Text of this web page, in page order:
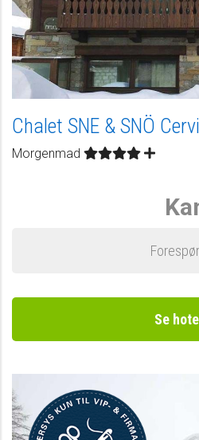
Chalet SNE & SNÖ
Morgenmad
Se